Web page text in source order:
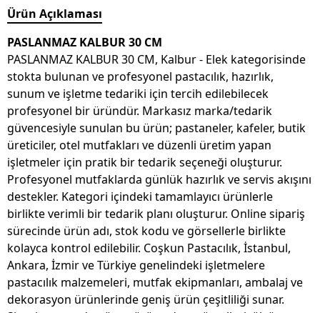
Ürün Açıklaması
PASLANMAZ KALBUR 30 CM
PASLANMAZ KALBUR 30 CM, Kalbur - Elek kategorisinde
stokta bulunan ve profesyonel pastacılık, hazırlık,
sunum ve işletme tedariki için tercih edilebilecek
profesyonel bir üründür. Markasız marka/tedarik
güvencesiyle sunulan bu ürün; pastaneler, kafeler, butik
üreticiler, otel mutfakları ve düzenli üretim yapan
işletmeler için pratik bir tedarik seçeneği oluşturur.
Profesyonel mutfaklarda günlük hazırlık ve servis akışını
destekler. Kategori içindeki tamamlayıcı ürünlerle
birlikte verimli bir tedarik planı oluşturur. Online sipariş
sürecinde ürün adı, stok kodu ve görsellerle birlikte
kolayca kontrol edilebilir. Coşkun Pastacılık, İstanbul,
Ankara, İzmir ve Türkiye genelindeki işletmelere
pastacılık malzemeleri, mutfak ekipmanları, ambalaj ve
dekorasyon ürünlerinde geniş ürün çeşitliliği sunar.